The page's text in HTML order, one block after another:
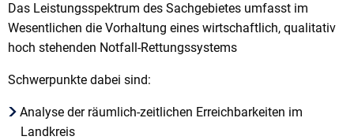
Das Leistungsspektrum des Sachgebietes umfasst im
Wesentlichen die Vorhaltung eines wirtschaftlich, qualitativ
hoch stehenden Notfall-Rettungssystems
Schwerpunkte dabei sind:
Analyse der räumlich-zeitlichen Erreichbarkeiten im
Landkreis